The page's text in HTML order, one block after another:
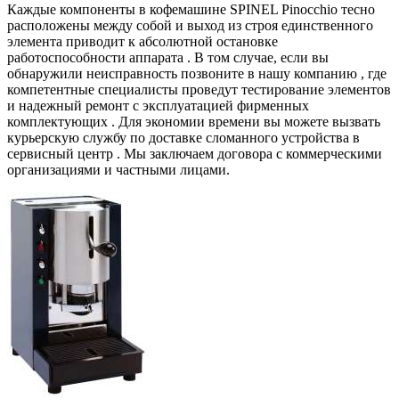
Каждые компоненты в кофемашине SPINEL Pinocchio тесно
расположены между собой и выход из строя единственного
элемента приводит к абсолютной остановке
работоспособности аппарата . В том случае, если вы
обнаружили неисправность позвоните в нашу компанию , где
компетентные специалисты проведут тестирование элементов
и надежный ремонт с эксплуатацией фирменных
комплектующих . Для экономии времени вы можете вызвать
курьерскую службу по доставке сломанного устройства в
сервисный центр . Мы заключаем договора с коммерческими
организациями и частными лицами.